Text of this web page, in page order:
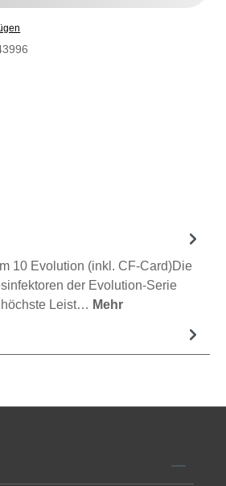
10 Evolution (inkl. CF-Card)Die
der Evolution-Serie
Leist… Mehr